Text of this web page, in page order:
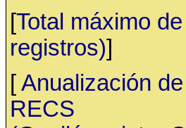
[Total máximo
registros)]
[Anualización
RECS